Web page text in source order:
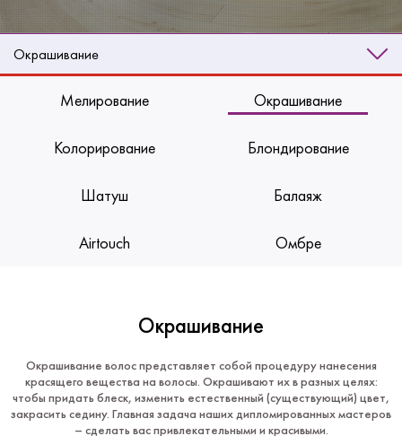
Окрашивание
Мелирование Окрашивание
Колорирование Блондирование
Шатуш Балаяж
Airtouch Омбре
Окрашивание
Окрашивание волос представляет собой процедуру нанесения
красящего вещества на волосы. Окрашивают их в разных целях:
чтобы придать блеск, изменить естественный (существующий) цвет,
закрасить седину. Главная задача наших дипломированных мастеров
– сделать вас привлекательными и красивыми.